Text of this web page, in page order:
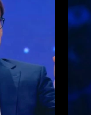
RISORSE
Privacy Policy
Policy